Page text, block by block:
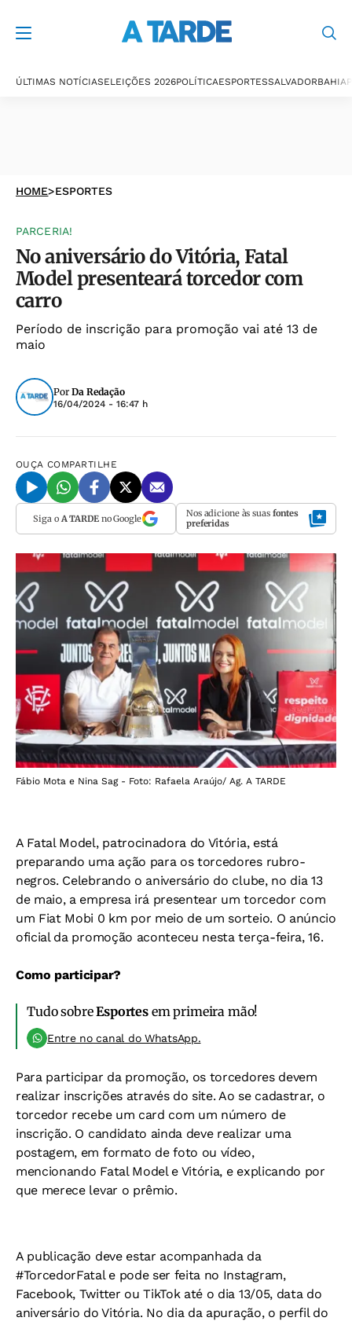
ÚLTIMAS NOTÍCIASELEIÇÕES 2026POLÍTICAESPORTESSALVADORBAHIA
HOME>ESPORTES
PARCERIA!
No aniversário do Vitória, Fatal
Model presenteará torcedor com
carro
Período de inscrição para promoção vai até 13 de
maio
Por Da Redação
16/04/2024 - 16:47 h
OUÇA COMPARTILHE
Siga o A TARDEno Google Nos adicione às suas fontes
preferidas
Fábio Mota e Nina Sag - Foto: Rafaela Araújo/ Ag. A TARDE
A Fatal Model, patrocinadora do Vitória, está
preparando uma ação para os torcedores rubro-
negros. Celebrando o aniversário do clube, no dia 13
de maio, a empresa irá presentear um torcedor com
um Fiat Mobi 0 km por meio de um sorteio. O anúncio
oficial da promoção aconteceu nesta terça-feira, 16.
Como participar?
Tudo sobreEsportesem primeira mão!
Entre no canal do WhatsApp.
Para participar da promoção, os torcedores devem
realizar inscrições através do site. Ao se cadastrar, o
torcedor recebe um card com um número de
inscrição. O candidato ainda deve realizar uma
postagem, em formato de foto ou vídeo,
mencionando Fatal Model e Vitória, e explicando por
que merece levar o prêmio.
A publicação deve estar acompanhada da
#TorcedorFatal e pode ser feita no Instagram,
Facebook, Twitter ou TikTok até o dia 13/05, data do
aniversário do Vitória. No dia da apuração, o perfil do